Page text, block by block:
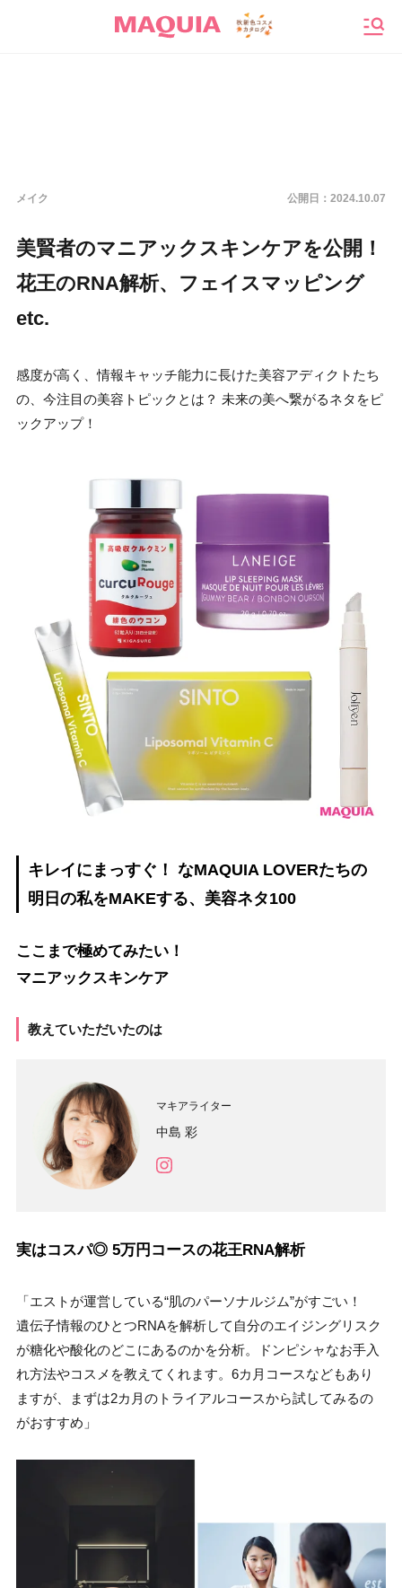
メイク 公開日： 2024.10.07
美賢者のマニアックスキンケアを公開！
花王のRNA解析、フェイスマッピング
etc.
感度が高く、情報キャッチ能力に長けた美容アディクトたち
の、今注目の美容トピックとは？ 未来の美へ繋がるネタをピ
ックアップ！
キレイにまっすぐ！ なMAQUIA LOVERたちの
明日の私をMAKEする、美容ネタ100
ここまで極めてみたい！
マニアックスキンケア
教えていただいたのは
マキアライター
中島 彩
実はコスパ◎ 5万円コースの花王RNA解析
「エストが運営している“肌のパーソナルジム”がすごい！
遺伝子情報のひとつRNAを解析して自分のエイジングリスク
が糖化や酸化のどこにあるのかを分析。ドンピシャなお手入
れ方法やコスメを教えてくれます。6カ月コースなどもあり
ますが、まずは2カ月のトライアルコースから試してみるの
がおすすめ」